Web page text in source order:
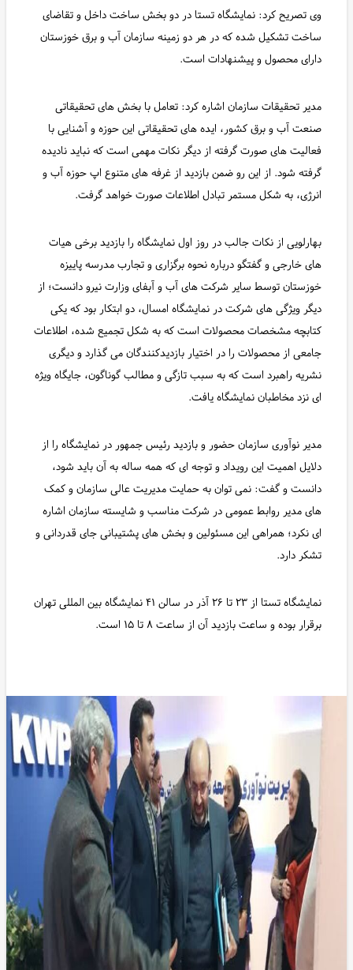
وی تصریح کرد: نمایشگاه تستا در دو بخش ساخت داخل و تقاضای
ساخت تشکیل شده که در هر دو زمینه سازمان آب و برق خوزستان
دارای محصول و پیشنهادات است.
مدیر تحقیقات سازمان اشاره کرد: تعامل با بخش های تحقیقاتی
صنعت آب و برق کشور، ایده های تحقیقاتی این حوزه و آشنایی با
فعالیت های صورت گرفته از دیگر نکات مهمی است که نباید نادیده
گرفته شود. از این رو ضمن بازدید از غرفه های متنوع اپ حوزه آب و
انرژی، به شکل مستمر تبادل اطلاعات صورت خواهد گرفت.
بهارلویی از نکات جالب در روز اول نمایشگاه را بازدید برخی هیات
های خارجی و گفتگو درباره نحوه برگزاری و تجارب مدرسه پاییزه
خوزستان توسط سایر شرکت های آب و آبفای وزارت نیرو دانست؛ از
دیگر ویژگی های شرکت در نمایشگاه امسال، دو ابتکار بود که یکی
کتابچه مشخصات محصولات است که به شکل تجمیع شده، اطلاعات
جامعی از محصولات را در اختیار بازدیدکنندگان می گذارد و دیگری
نشریه راهبرد است که به سبب تازگی و مطالب گوناگون، جایگاه ویژه
ای نزد مخاطبان نمایشگاه یافت.
مدیر نوآوری سازمان حضور و بازدید رئیس جمهور در نمایشگاه را از
دلایل اهمیت این رویداد و توجه ای که همه ساله به آن باید شود،
دانست و گفت: نمی توان به حمایت مدیریت عالی سازمان و کمک
های مدیر روابط عمومی در شرکت مناسب و شایسته سازمان اشاره
ای نکرد؛ همراهی این مسئولین و بخش های پشتیبانی جای قدردانی و
تشکر دارد.
نمایشگاه تستا از ۲۳ تا ۲۶ آذر در سالن ۴۱ نمایشگاه بین المللی تهران
برقرار بوده و ساعت بازدید آن از ساعت ۸ تا ۱۵ است.